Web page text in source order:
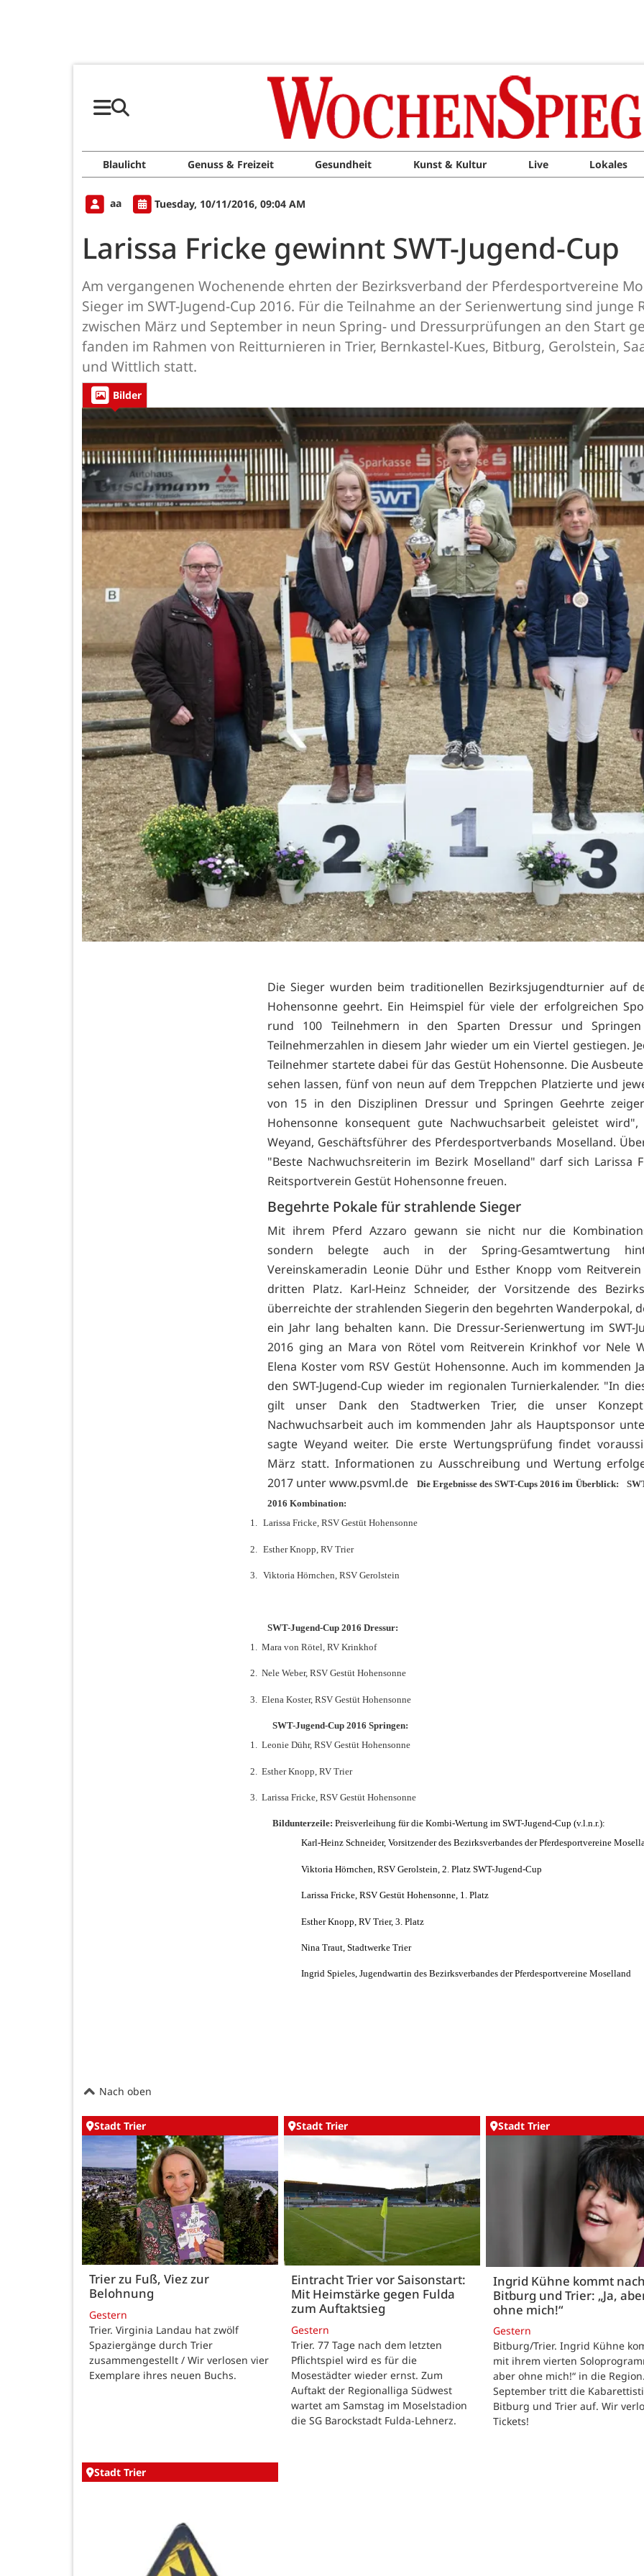
Blaulicht Genuss & Freizeit Gesundheit Kunst & Kultur Live Lokales
aa Tuesday, 10/11/2016, 09:04 AM
Larissa Fricke gewinnt SWT-Jugend-Cup
Am vergangenen Wochenende ehrten der Bezirksverband der Pferdesportvereine
Sieger im SWT-Jugend-Cup 2016. Für die Teilnahme an der Serienwertung sind
zwischen März und September in neun Spring- und Dressurprüfungen an den Start
fanden im Rahmen von Reitturnieren in Trier, Bernkastel-Kues, Bitburg, Gerolstein,
und Wittlich statt.
Bilder
Die Sieger wurden beim traditionellen Bezirksjugendturnier auf
Hohensonne geehrt. Ein Heimspiel für viele der erfolgreichen
rund 100 Teilnehmern in den Sparten Dressur und
Teilnehmerzahlen in diesem Jahr wieder um ein Viertel gestiegen.
Teilnehmer startete dabei für das Gestüt Hohensonne. Die
sehen lassen, fünf von neun auf dem Treppchen Platzierte und
von 15 in den Disziplinen Dressur und Springen Geehrte
Hohensonne konsequent gute Nachwuchsarbeit geleistet
Weyand, Geschäftsführer des Pferdesportverbands Moselland.
"Beste Nachwuchsreiterin im Bezirk Moselland" darf sich Larissa
Reitsportverein Gestüt Hohensonne freuen.
Begehrte Pokale für strahlende Sieger
Mit ihrem Pferd Azzaro gewann sie nicht nur die
sondern belegte auch in der Spring-Gesamtwertung
Vereinskameradin Leonie Dühr und Esther Knopp vom
dritten Platz. Karl-Heinz Schneider, der Vorsitzende des
überreichte der strahlenden Siegerin den begehrten Wanderpokal,
ein Jahr lang behalten kann. Die Dressur-Serienwertung im SWT-
2016 ging an Mara von Rötel vom Reitverein Krinkhof vor Nele
Elena Koster vom RSV Gestüt Hohensonne. Auch im kommenden
den SWT-Jugend-Cup wieder im regionalen Turnierkalender. "In
gilt unser Dank den Stadtwerken Trier, die unser
Nachwuchsarbeit auch im kommenden Jahr als Hauptsponsor
sagte Weyand weiter. Die erste Wertungsprüfung findet
März statt. Informationen zu Ausschreibung und Wertung
2017 unterwww.psvml.de Die Ergebnisse des SWT-Cups 2016 im Überblick:
2016 Kombination:
1. Larissa Fricke, RSV Gestüt Hohensonne
2. Esther Knopp, RV Trier
3. Viktoria Hörnchen, RSV Gerolstein
SWT-Jugend-Cup 2016 Dressur:
1.
Mara von Rötel, RV Krinkhof
2. Nele Weber, RSV Gestüt Hohensonne
3. Elena Koster, RSV Gestüt Hohensonne
SWT-Jugend-Cup 2016 Springen:
1. Leonie Dühr, RSV Gestüt Hohensonne
2. Esther Knopp, RV Trier
3. Larissa Fricke, RSV Gestüt Hohensonne
Bildunterzeile: Preisverleihung für die Kombi-Wertung im SWT-Jugend-Cup (v.l.n.r.):
Karl-Heinz Schneider, Vorsitzender des Bezirksverbandes der Pferdesportvereine
Viktoria Hörnchen, RSV Gerolstein, 2. Platz SWT-Jugend-Cup
Larissa Fricke, RSV Gestüt Hohensonne, 1. Platz
Esther Knopp, RV Trier, 3. Platz
Nina Traut, Stadtwerke Trier
Ingrid Spieles, Jugendwartin des Bezirksverbandes der Pferdesportvereine Moselland
Nach oben
Stadt Trier
Trier zu Fuß, Viez zur
Belohnung
Gestern
Trier. Virginia Landau hat zwölf
Spaziergänge durch Trier
zusammengestellt / Wir verlosen vier
Exemplare ihres neuen Buchs.
Stadt Trier
Eintracht Trier vor Saisonstart:
Mit Heimstärke gegen Fulda
zum Auftaktsieg
Gestern
Trier. 77 Tage nach dem letzten
Pflichtspiel wird es für die
Mosestädter wieder ernst. Zum
Auftakt der Regionalliga Südwest
wartet am Samstag im Moselstadion
die SG Barockstadt Fulda-Lehnerz.
Stadt Trier
Ingrid Kühne kommt
Bitburg und Trier: „Ja,
ohne mich!“
Gestern
Bitburg/Trier. Ingrid Kühne
mit ihrem vierten
aber ohne mich!“ in die
September tritt die
Bitburg und Trier auf. Wir
Tickets!
Stadt Trier